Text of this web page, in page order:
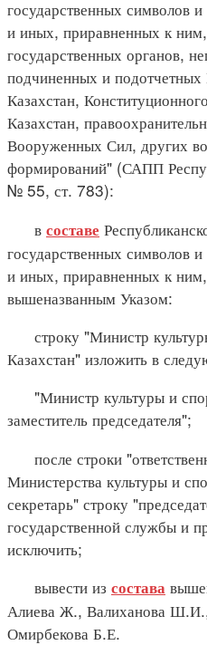
государственных символов
и иных, приравненных к
государственных органов,
подчиненных и подотчетных
Казахстан,
Казахстан,
Вооруженных Сил, других
формирований" (САПП
№ 55, ст. 783):
в составе
государственных символов
и иных, приравненных к
вышеназванным Указом:
строку "Министр
Казахстан" изложить в
"Министр культуры и
заместитель председателя";
после строки
Министерства культуры и
секретарь" строку
государственной службы и
исключить;
вывести из состава
Алиева Ж., Валиханова
Омирбекова Б.Е.